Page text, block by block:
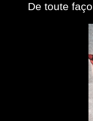
De toute